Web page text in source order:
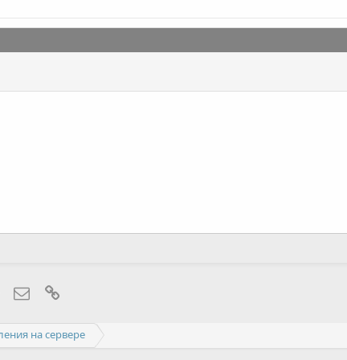
Электронная почта
на сервере